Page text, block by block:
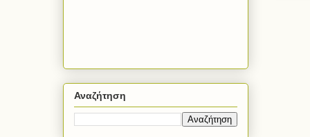
Αναζήτηση